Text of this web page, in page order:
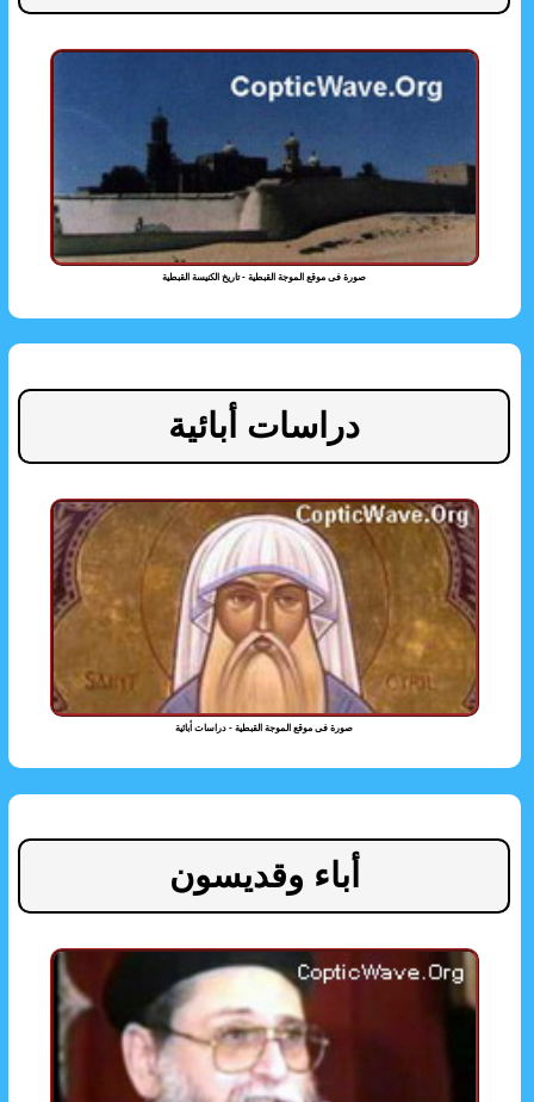
صورة فى موقع الموجة القبطية - تاريخ الكنيسة القبطية
دراسات أبائية
صورة فى موقع الموجة القبطية - دراسات أبائية
أباء وقديسون